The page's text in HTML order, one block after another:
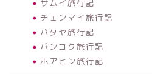
サムイ旅行記
チェンマイ旅行記
パタヤ旅行記
バンコク旅行記
ホアヒン旅行記